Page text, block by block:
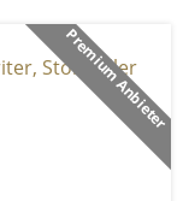
Premium Anbieter